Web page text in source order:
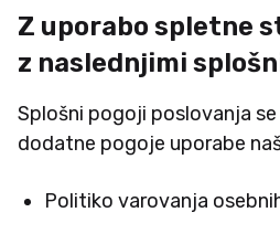
Z uporabo spletne
z naslednjimi
Splošni pogoji poslovanja
dodatne pogoje uporabe
Politiko varovanja